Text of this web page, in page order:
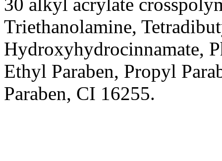
Triethanolamine,
Hydroxyhydrocinnamate,
Ethyl Paraben, Propyl
Paraben, CI 16255.